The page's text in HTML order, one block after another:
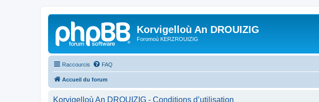
Korvigelloù An DROUIZIG
Foromoù KERZROUIZIG
Raccourcis FAQ
Accueil du forum
Korvigelloù An DROUIZIG - Conditions d’utilisation